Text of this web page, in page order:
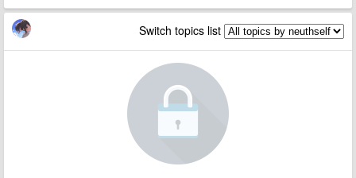
Switch topics list